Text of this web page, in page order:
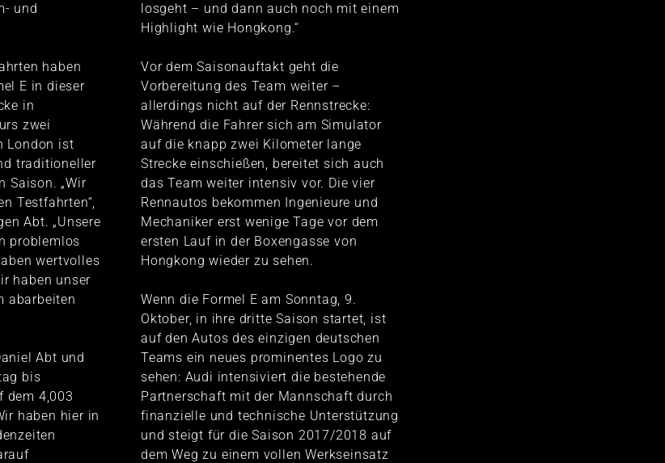
und
haben
E in dieser
in
zwei
London ist
traditioneller
Saison. „Wir
Testfahrten“,
Abt. „Unsere
problemlos
wertvolles
haben unser
abarbeiten
Abt und
bis
dem 4,003
haben hier in
losgeht – und dann auch noch mit einem
Highlight wie Hongkong.“
Vor dem Saisonauftakt geht die
Vorbereitung des Team weiter –
allerdings nicht auf der Rennstrecke:
Während die Fahrer sich am Simulator
auf die knapp zwei Kilometer lange
Strecke einschießen, bereitet sich auch
das Team weiter intensiv vor. Die vier
Rennautos bekommen Ingenieure und
Mechaniker erst wenige Tage vor dem
ersten Lauf in der Boxengasse von
Hongkong wieder zu sehen.
Wenn die Formel E am Sonntag, 9.
Oktober, in ihre dritte Saison startet, ist
auf den Autos des einzigen deutschen
Teams ein neues prominentes Logo zu
sehen: Audi intensiviert die bestehende
Partnerschaft mit der Mannschaft durch
finanzielle und technische Unterstützung
und steigt für die Saison 2017/2018 auf
dem Weg zu einem vollen Werkseinsatz